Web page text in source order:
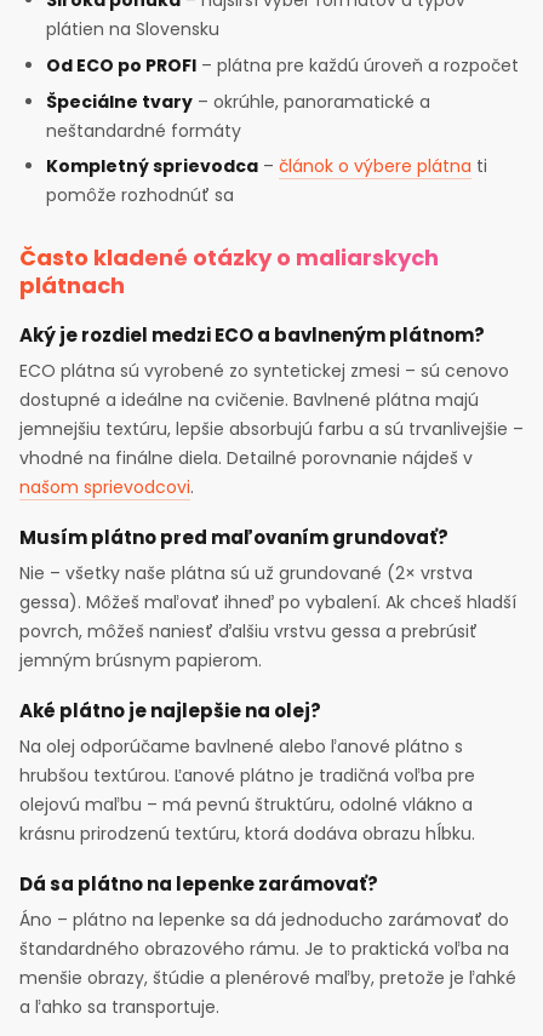
plátien na Slovensku
Od ECO po PROFI – plátna pre každú úroveň a rozpočet
Špeciálne tvary – okrúhle, panoramatické a
neštandardné formáty
Kompletný sprievodca –článok o výbere plátna ti
pomôže rozhodnúť sa
Často kladené otázky o maliarskych
plátnach
Aký je rozdiel medzi ECO a bavlneným plátnom?
ECO plátna sú vyrobené zo syntetickej zmesi – sú cenovo
dostupné a ideálne na cvičenie. Bavlnené plátna majú
jemnejšiu textúru, lepšie absorbujú farbu a sú trvanlivejšie –
vhodné na finálne diela. Detailné porovnanie nájdeš v
našom sprievodcovi.
Musím plátno pred maľovaním grundovať?
Nie – všetky naše plátna sú už grundované (2× vrstva
gessa). Môžeš maľovať ihneď po vybalení. Ak chceš hladší
povrch, môžeš naniesť ďalšiu vrstvu gessa a prebrúsiť
jemným brúsnym papierom.
Aké plátno je najlepšie na olej?
Na olej odporúčame bavlnené alebo ľanové plátno s
hrubšou textúrou. Ľanové plátno je tradičná voľba pre
olejovú maľbu – má pevnú štruktúru, odolné vlákno a
krásnu prirodzenú textúru, ktorá dodáva obrazu hĺbku.
Dá sa plátno na lepenke zarámovať?
Áno – plátno na lepenke sa dá jednoducho zarámovať do
štandardného obrazového rámu. Je to praktická voľba na
menšie obrazy, štúdie a plenérové maľby, pretože je ľahké
a ľahko sa transportuje.